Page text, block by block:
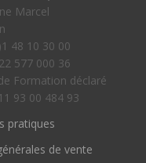
Marcel
48 10 30 00
577 000 36
Formation déclaré
93 00 484 93
pratiques
de vente